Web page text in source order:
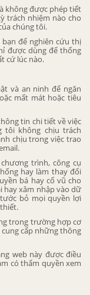
không được phép tiết
trách nhiệm nào cho
chúng tôi.
để nghiên cứu thị
được dùng để thống
cứ lúc nào.
và an ninh để ngăn
mất mát hoặc tiêu
tin chi tiết về việc
tôi không chịu trách
chịu trong việc trao
trình, công cụ
hay làm thay đổi
bá hay cổ vũ cho
hay xâm nhập vào dữ
bỏ mọi quyền lợi
trong trường hợp cơ
cấp những thông
web này được điều
có thẩm quyền xem